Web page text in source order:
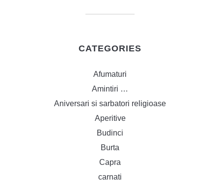
CATEGORIES
Afumaturi
Amintiri …
Aniversari si sarbatori religioase
Aperitive
Budinci
Burta
Capra
carnati